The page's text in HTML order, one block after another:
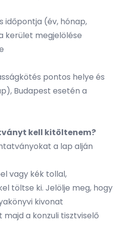
időpontja (év, hónap,
kerület megjelölése
pontos helye és
Budapest esetén a
kell kitöltenem?
a lap alján
vagy kék tollal,
töltse ki. Jelölje meg, hogy
kivonat
a konzuli tisztviselő